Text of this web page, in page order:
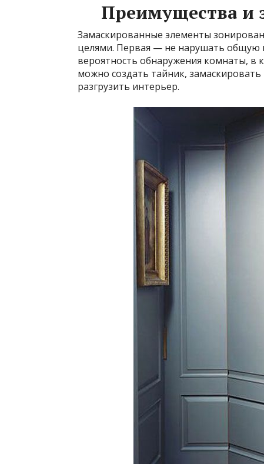
Преимущества и
Замаскированные элементы
целями. Первая — не нарушать общую
вероятность обнаружения комнаты,
можно создать тайник,
разгрузить интерьер.